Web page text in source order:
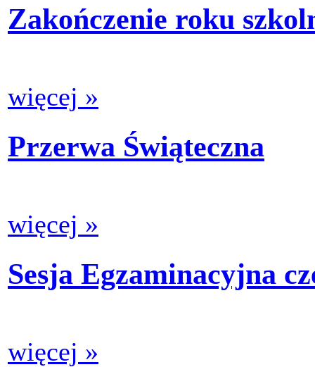
Zakończenie roku
więcej »
Przerwa Świąteczna
więcej »
Sesja Egzaminacyjna
więcej »